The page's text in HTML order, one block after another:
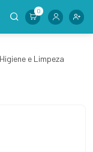
0
e Limpeza